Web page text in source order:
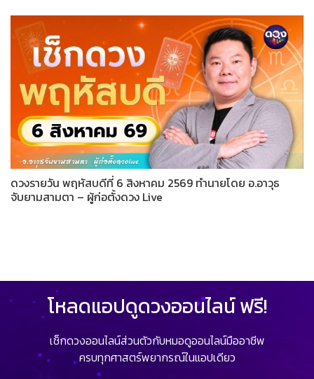
ดวงรายวัน พฤหัสบดีที่ 6 สิงหาคม 2569 ทำนายโดย อ.อาวุธ
จับยามสามตา – ผู้ก่อตั้งดวง Live
โหลดแอปดูดวงออนไลน์ ฟรี!
เช็กดวงออนไลน์ส่วนตัวกับหมอดูออนไลน์มืออาชีพ
ครบทุกศาสตร์พยากรณ์ในแอปเดียว